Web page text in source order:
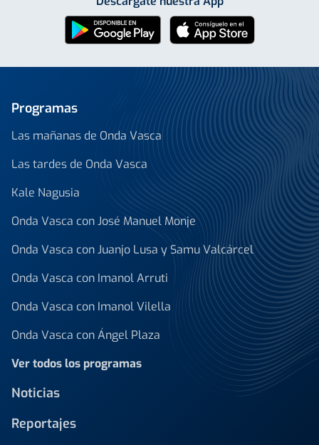
Programas
Las mañanas de Onda Vasca
Las tardes de Onda Vasca
Kale Nagusia
Onda Vasca con José Manuel Monje
Onda Vasca con Juanjo Lusa y Samu Valcárcel
Onda Vasca con Imanol Arruti
Onda Vasca con Imanol Vilella
Onda Vasca con Ángel Plaza
Ver todos los programas
Noticias
Reportajes